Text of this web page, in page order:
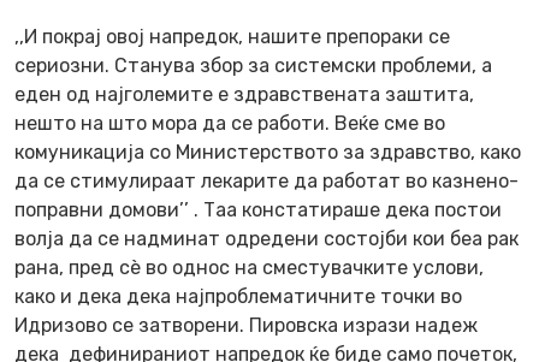
,,И покрај овој напредок, нашите препораки се
сериозни. Станува збор за системски проблеми, а
еден од најголемите е здравствената заштита,
нешто на што мора да се работи. Веќе сме во
комуникација со Министерството за здравство, како
да се стимулираат лекарите да работат во казнено-
поправни домови’’ . Таа констатираше дека постои
волја да се надминат одредени состојби кои беа рак
рана, пред сѐ во однос на сместувачките услови,
како и дека дека најпроблематичните точки во
Идризово се затворени. Пировска изрази надеж
дека дефинираниот напредок ќе биде само почеток,